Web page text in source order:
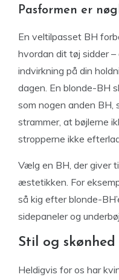
Pasformen er
En veltilpasset BH
hvordan dit tøj sidder
indvirkning på din
dagen. En blonde-BH
som nogen anden BH,
strammer, at bøjlerne
stropperne ikke
Vælg en BH, der giver
æstetikken. For
så kig efter blonde-
sidepaneler og
Stil og
Heldigvis for os har